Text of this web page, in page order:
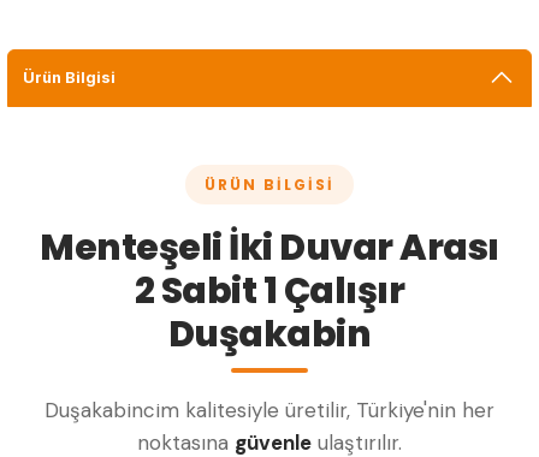
Ürün Bilgisi
ÜRÜN BILGISI
Menteşeli İki Duvar Arası
2 Sabit 1 Çalışır
Duşakabin
Duşakabincim kalitesiyle üretilir, Türkiye'nin her
noktasına güvenle ulaştırılır.